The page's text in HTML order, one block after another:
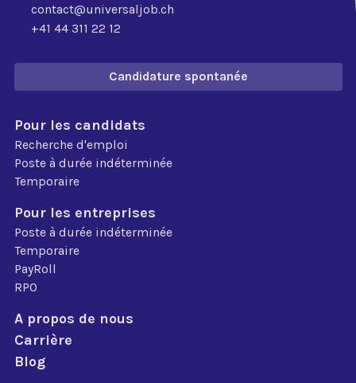
contact@universaljob.ch
+41 44 311 22 12
Candidature spontanée
Pour les candidats
Recherche d'emploi
Poste à durée indéterminée
Temporaire
Pour les entreprises
Poste à durée indéterminée
Temporaire
PayRoll
RPO
A propos de nous
Carrière
Blog